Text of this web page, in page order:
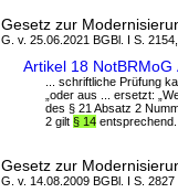
Gesetz zur
G. v. 25.06.2021 BGBl. I S.
Artikel 18
... schriftliche Prüfung
„oder aus ... ersetzt:
des § 21 Absatz 2
2 gilt § 14 entsprechend.
Gesetz zur
G. v. 14.08.2009 BGBl. I S. 2827